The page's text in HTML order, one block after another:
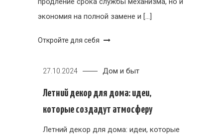
экономия на полной замене и […]
Откройте для себя
27.10.2024 Дом и быт
Летний декор для дома: идеи,
которые создадут атмосферу
Летний декор для дома: идеи, которые